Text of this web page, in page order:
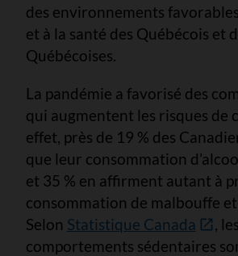
des environnements
et à la santé des Québécois et
Québécoises.
La pandémie a favorisé des
qui augmentent les risques de
effet, près de 19 % des
que leur consommation
et 35 % en affirment autant à
consommation de malbouffe
Selon Statistique Canada
, les
comportements sédentaires